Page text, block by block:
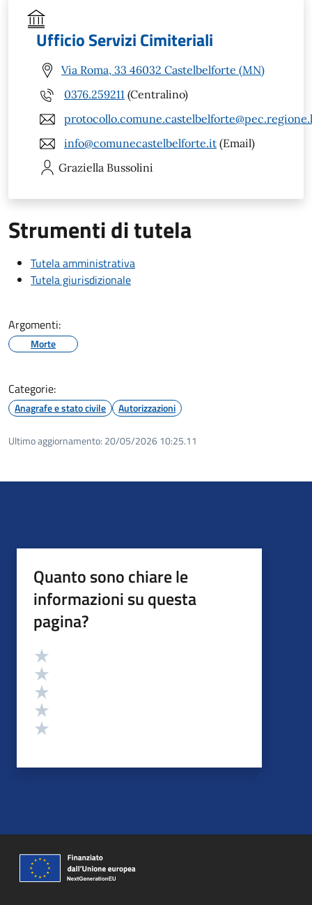
Ufficio Servizi Cimiteriali
Via Roma, 33 46032 Castelbelforte (MN)
0376.259211 (Centralino)
info@comunecastelbelforte.it (Email)
Graziella Bussolini
Strumenti di tutela
Tutela amministrativa
Tutela giurisdizionale
Argomenti:
Morte
Categorie:
Anagrafe e stato civile Autorizzazioni
Ultimo aggiornamento: 20/05/2026 10:25.11
Quanto sono chiare le
informazioni su questa
pagina?
Valutazione